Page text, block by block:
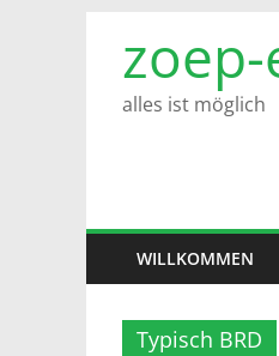
Inhalt
springen
alles ist möglich
WILLKOMMEN
Typisch BRD